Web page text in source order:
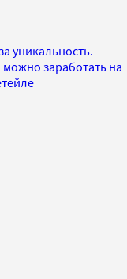
уникальность.
заработать на